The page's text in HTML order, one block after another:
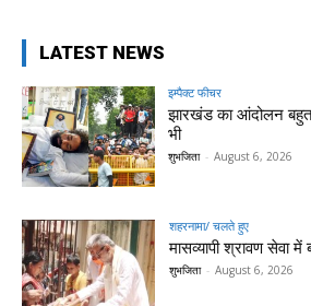
LATEST NEWS
इम्पैक्ट फीचर
झारखंड का आंदोलन
भी
शुभजिता - August 6, 2026
शहरनामा/ चलते हुए
मासव्यापी श्रावण सेवा
शुभजिता - August 6, 2026